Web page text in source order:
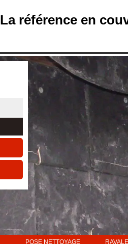
La référence en
POSE NETTOYAGE